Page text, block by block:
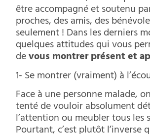
être accompagné et soutenu
proches, des amis, des
seulement ! Dans les derniers
quelques attitudes qui vous
devous montrer présent et
1- Se montrer (vraiment) à
Face à une personne malade,
tenté de vouloir absolument
l’attention ou meubler tous les